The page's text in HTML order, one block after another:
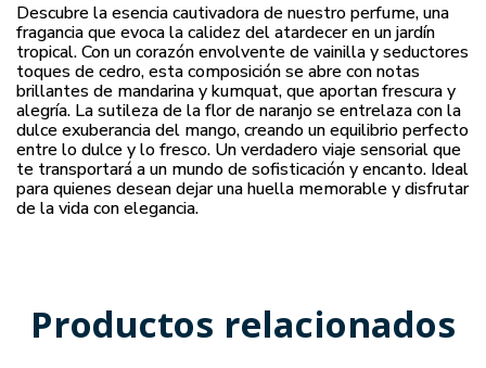
Descubre la esencia cautivadora de nuestro perfume, una
fragancia que evoca la calidez del atardecer en un jardín
tropical. Con un corazón envolvente de vainilla y seductores
toques de cedro, esta composición se abre con notas
brillantes de mandarina y kumquat, que aportan frescura y
alegría. La sutileza de la flor de naranjo se entrelaza con la
dulce exuberancia del mango, creando un equilibrio perfecto
entre lo dulce y lo fresco. Un verdadero viaje sensorial que
te transportará a un mundo de sofisticación y encanto. Ideal
para quienes desean dejar una huella memorable y disfrutar
de la vida con elegancia.
Productos relacionados